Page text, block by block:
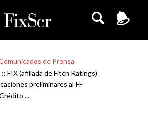
de Prensa
:: FIX (afiliada de Fitch Ratings)
preliminares al FF
...